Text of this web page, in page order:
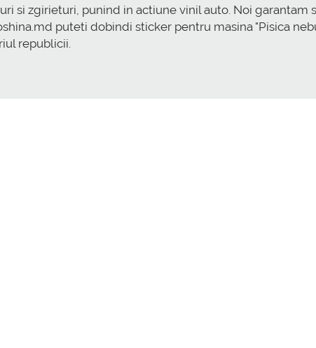
si zgirieturi, punind in actiune vinil auto. Noi
puteti dobindi sticker pentru masina "Pisica
republicii.